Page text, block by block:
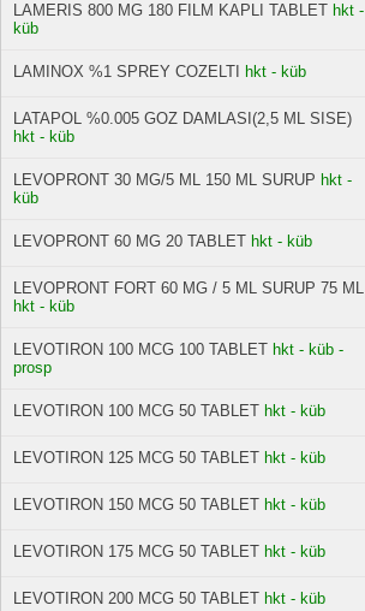
LAMERIS 800 MG 180 FILM KAPLI TABLET hkt -
küb
LAMINOX %1 SPREY COZELTI hkt - küb
LATAPOL %0.005 GOZ DAMLASI(2,5 ML SISE)
hkt - küb
LEVOPRONT 30 MG/5 ML 150 ML SURUP hkt -
küb
LEVOPRONT 60 MG 20 TABLET hkt - küb
LEVOPRONT FORT 60 MG / 5 ML SURUP 75 ML
hkt - küb
LEVOTIRON 100 MCG 100 TABLET hkt - küb -
prosp
LEVOTIRON 100 MCG 50 TABLET hkt - küb
LEVOTIRON 125 MCG 50 TABLET hkt - küb
LEVOTIRON 150 MCG 50 TABLET hkt - küb
LEVOTIRON 175 MCG 50 TABLET hkt - küb
LEVOTIRON 200 MCG 50 TABLET hkt - küb